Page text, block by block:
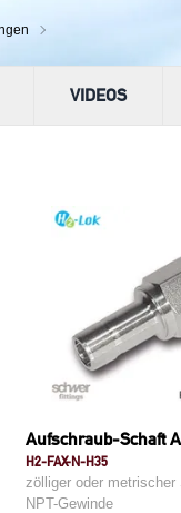
VIDEOS
Aufschraub-Schaft
H2-FAX-N-H35
zölliger oder metrischer
NPT-Gewinde